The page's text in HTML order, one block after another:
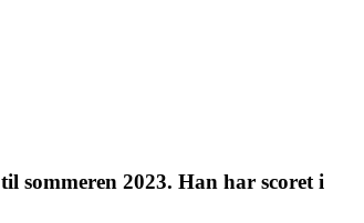
sommeren 2023. Han har scoret i